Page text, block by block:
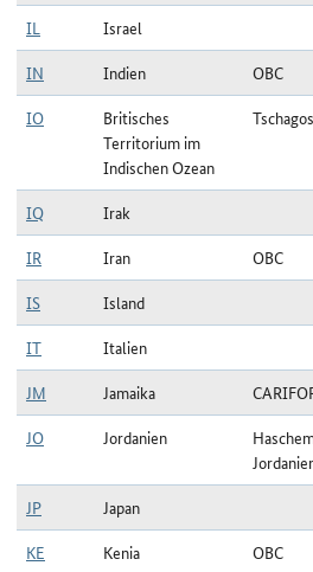
IL
Israel
IN
Indien
OBC
IO
Britisches
Territorium im
Indischen Ozean
IQ
Irak
IR
Iran
OBC
IS
Island
IT
Italien
JM
Jamaika
JO
Jordanien
JP
Japan
KE
Kenia
OBC